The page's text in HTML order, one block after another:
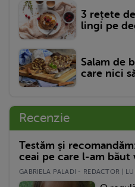
3 rețete
lingi pe
Salam de
care nici
Recenzie
Testăm și
ceai pe care l-am băut
GABRIELA PALADI - REDACTOR |